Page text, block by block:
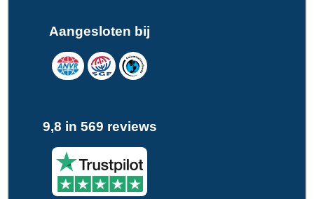
Aangesloten bij
9,8 in 569 reviews